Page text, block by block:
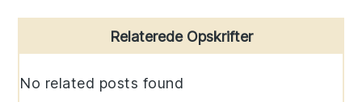
Sidebar
Relaterede Opskrifter
No related posts found